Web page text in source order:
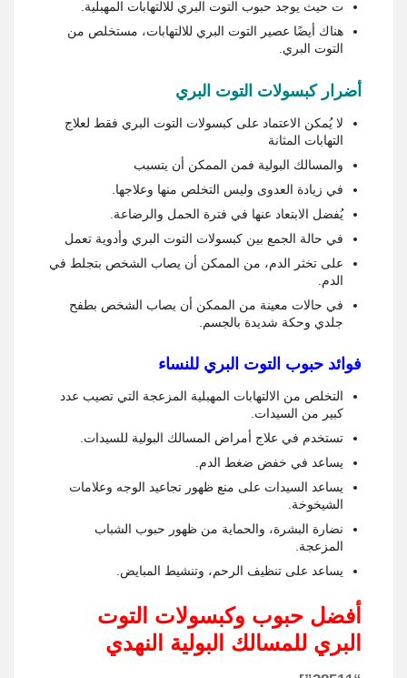
ت حيث يوجد حبوب التوت البري للالتهابات المهبلية.
هناك أيضًا عصير التوت البري للالتهابات، مستخلص من
التوت البري.
أضرار كبسولات التوت البري
لا يُمكن الاعتماد على كبسولات التوت البري فقط لعلاج
التهابات المثانة
والمسالك البولية فمن الممكن أن يتسبب
في زيادة العدوى وليس التخلص منها وعلاجها.
يُفضل الابتعاد عنها في فترة الحمل والرضاعة.
في حالة الجمع بين كبسولات التوت البري وأدوية تعمل
على تخثر الدم، من الممكن أن يصاب الشخص بتجلط في
الدم.
في حالات معينة من الممكن أن يصاب الشخص بطفح
جلدي وحكة شديدة بالجسم.
فوائد حبوب التوت البري للنساء
التخلص من الالتهابات المهبلية المزعجة التي تصيب عدد
كبير من السيدات.
تستخدم في علاج أمراض المسالك البولية للسيدات.
يساعد في خفض ضغط الدم.
يساعد السيدات على منع ظهور تجاعيد الوجه وعلامات
الشيخوخة.
نضارة البشرة، والحماية من ظهور حبوب الشباب
المزعجة.
يساعد على تنظيف الرحم، وتنشيط المبايض.
أفضل حبوب وكبسولات التوت
البري للمسالك البولية النهدي